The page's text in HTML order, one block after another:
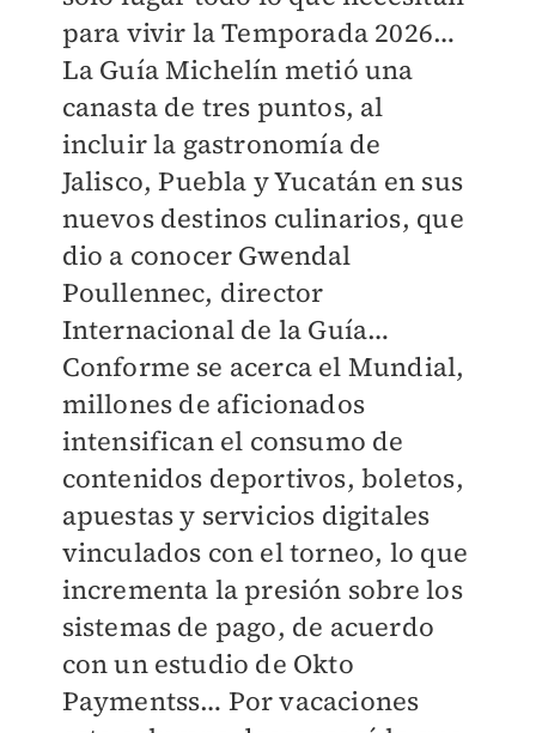
para vivir la Temporada 2026…
La Guía Michelín metió una
canasta de tres puntos, al
incluir la gastronomía de
Jalisco, Puebla y Yucatán en sus
nuevos destinos culinarios, que
dio a conocer Gwendal
Poullennec, director
Internacional de la Guía…
Conforme se acerca el Mundial,
millones de aficionados
intensifican el consumo de
contenidos deportivos, boletos,
apuestas y servicios digitales
vinculados con el torneo, lo que
incrementa la presión sobre los
sistemas de pago, de acuerdo
con un estudio de Okto
Paymentss… Por vacaciones